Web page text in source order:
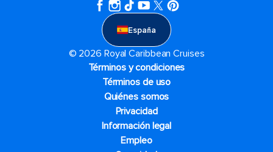
España
© 2026 Royal Caribbean Cruises
Términos y condiciones
Términos de uso
Quiénes somos
Privacidad
Información legal
Empleo